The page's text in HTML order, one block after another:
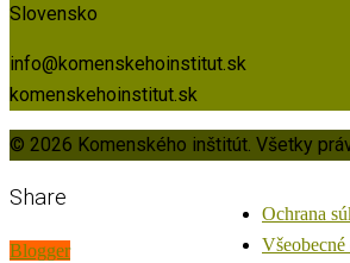
Slovensko
info@komenskehoinstitut.sk
komenskehoinstitut.sk
© 2026 Komenského inštitút. Všetky
Ochrana
Share
Blogger